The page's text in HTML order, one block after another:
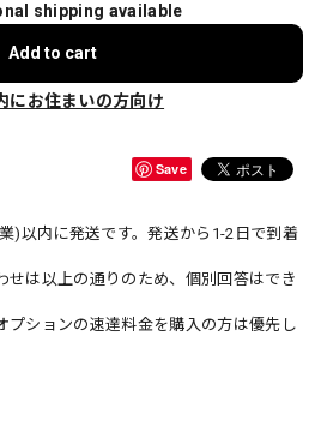
shipping available
Add to cart
にお住まいの方向け
Save
)以内に発送です。発送から1-2日で到着
は以上の通りのため、個別回答はでき
ションの速達料金を購入の方は優先し